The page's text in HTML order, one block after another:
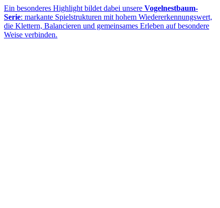
Ein besonderes Highlight bildet dabei unsere Vogelnestbaum-
Serie: markante Spielstrukturen mit hohem Wiedererkennungswert,
die Klettern, Balancieren und gemeinsames Erleben auf besondere
Weise verbinden.